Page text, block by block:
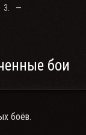
3. —
бои
боёв.